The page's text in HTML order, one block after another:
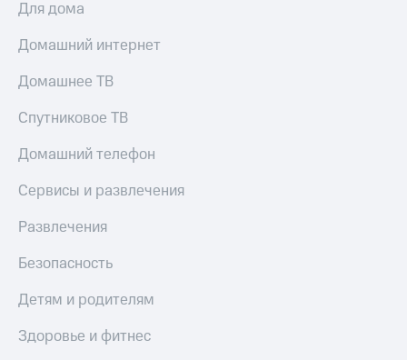
Для дома
Домашний интернет
Домашнее ТВ
Спутниковое ТВ
Домашний телефон
Сервисы и развлечения
Развлечения
Безопасность
Детям и родителям
Здоровье и фитнес